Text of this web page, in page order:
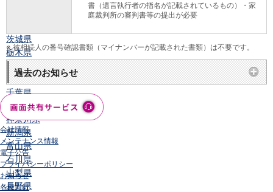
茨城県
栃木県
群馬県
埼玉県
千葉県
東京都
神奈川県
新潟県
富山県
石川県
山梨県
長野県
書（遺言執行者の指名が記載されているもの）・家
庭裁判所の審判書等の提出が必要
※被相続人の番号確認書類（マイナンバーが記載された書類）は不要です。
過去のお知らせ
会社情報
メンテナンス情報
電子公告
プライバシーポリシー
お知らせ
各種方針